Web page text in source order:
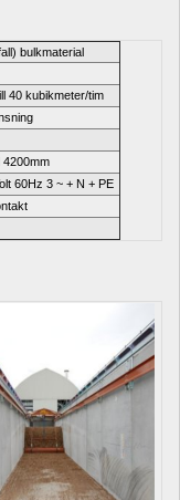
bulkmaterial
40 kubikmeter/tim
4200mm
60Hz 3 ~ + N + PE